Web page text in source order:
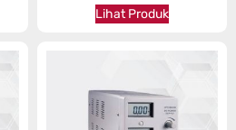
★★★★★
Lihat Produk